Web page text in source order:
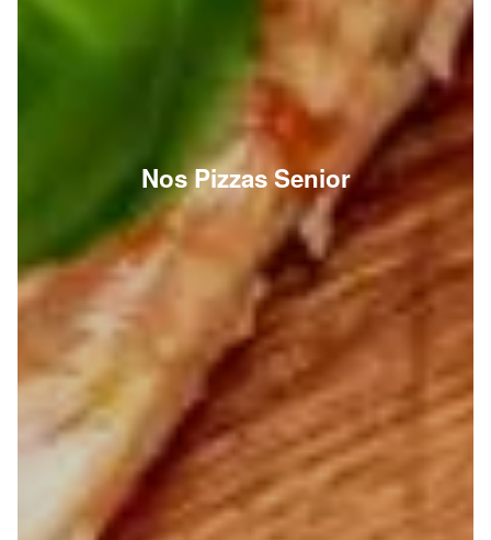
Nos Pizzas Senior